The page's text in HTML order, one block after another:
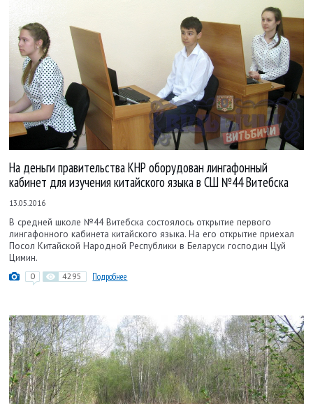
На деньги правительства КНР оборудован лингафонный
кабинет для изучения китайского языка в СШ №44 Витебска
13.05.2016
В средней школе №44 Витебска состоялось открытие первого
лингафонного кабинета китайского языка. На его открытие приехал
Посол Китайской Народной Республики в Беларуси господин Цуй
Цимин.
0 4295 Подробнее